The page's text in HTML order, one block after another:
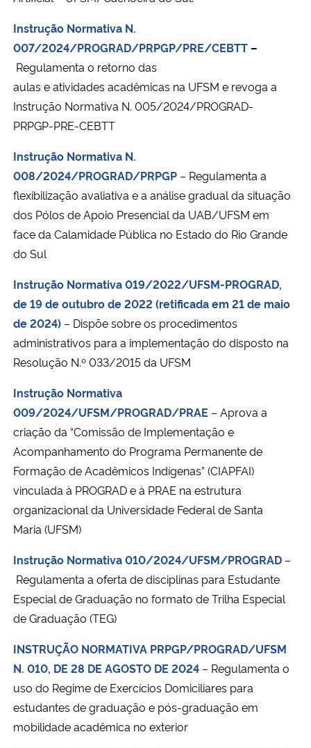
Instrução Normativa N.
007/2024/PROGRAD/PRPGP/PRE/CEBTT –
Regulamenta o retorno das
aulas e atividades acadêmicas na UFSM e revoga a
Instrução Normativa N. 005/2024/PROGRAD-
PRPGP-PRE-CEBTT
Instrução Normativa N.
008/2024/PROGRAD/PRPGP – Regulamenta a
flexibilização avaliativa e a análise gradual da situação
dos Pólos de Apoio Presencial da UAB/UFSM em
face da Calamidade Pública no Estado do Rio Grande
do Sul
Instrução Normativa 019/2022/UFSM-PROGRAD,
de 19 de outubro de 2022 (retificada em 21 de maio
de 2024) – Dispõe sobre os procedimentos
administrativos para a implementação do disposto na
Resolução N.º 033/2015 da UFSM
Instrução Normativa
009/2024/UFSM/PROGRAD/PRAE – Aprova a
criação da “Comissão de Implementação e
Acompanhamento do Programa Permanente de
Formação de Acadêmicos Indígenas” (CIAPFAI)
vinculada à PROGRAD e à PRAE na estrutura
organizacional da Universidade Federal de Santa
Maria (UFSM)
Instrução Normativa 010/2024/UFSM/PROGRAD –
Regulamenta a oferta de disciplinas para Estudante
Especial de Graduação no formato de Trilha Especial
de Graduação (TEG)
INSTRUÇÃO NORMATIVA PRPGP/PROGRAD/UFSM
N. 010, DE 28 DE AGOSTO DE 2024 – Regulamenta o
uso do Regime de Exercícios Domiciliares para
estudantes de graduação e pós-graduação em
mobilidade acadêmica no exterior